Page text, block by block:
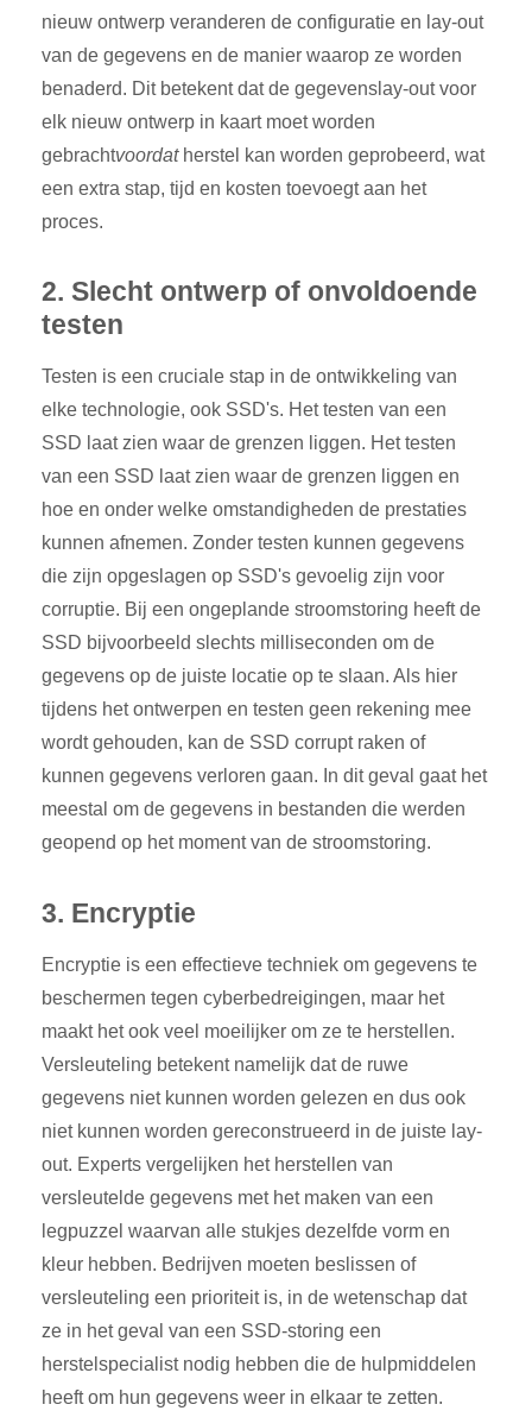
nieuw ontwerp veranderen de configuratie en lay-out
van de gegevens en de manier waarop ze worden
benaderd. Dit betekent dat de gegevenslay-out voor
elk nieuw ontwerp in kaart moet worden
gebrachtvoordatherstel kan worden geprobeerd, wat
een extra stap, tijd en kosten toevoegt aan het
proces.
2. Slecht ontwerp of onvoldoende
testen
Testen is een cruciale stap in de ontwikkeling van
elke technologie, ook SSD's. Het testen van een
SSD laat zien waar de grenzen liggen. Het testen
van een SSD laat zien waar de grenzen liggen en
hoe en onder welke omstandigheden de prestaties
kunnen afnemen. Zonder testen kunnen gegevens
die zijn opgeslagen op SSD's gevoelig zijn voor
corruptie. Bij een ongeplande stroomstoring heeft de
SSD bijvoorbeeld slechts milliseconden om de
gegevens op de juiste locatie op te slaan. Als hier
tijdens het ontwerpen en testen geen rekening mee
wordt gehouden, kan de SSD corrupt raken of
kunnen gegevens verloren gaan. In dit geval gaat het
meestal om de gegevens in bestanden die werden
geopend op het moment van de stroomstoring.
3. Encryptie
Encryptie is een effectieve techniek om gegevens te
beschermen tegen cyberbedreigingen, maar het
maakt het ook veel moeilijker om ze te herstellen.
Versleuteling betekent namelijk dat de ruwe
gegevens niet kunnen worden gelezen en dus ook
niet kunnen worden gereconstrueerd in de juiste lay-
out. Experts vergelijken het herstellen van
versleutelde gegevens met het maken van een
legpuzzel waarvan alle stukjes dezelfde vorm en
kleur hebben. Bedrijven moeten beslissen of
versleuteling een prioriteit is, in de wetenschap dat
ze in het geval van een SSD-storing een
herstelspecialist nodig hebben die de hulpmiddelen
heeft om hun gegevens weer in elkaar te zetten.